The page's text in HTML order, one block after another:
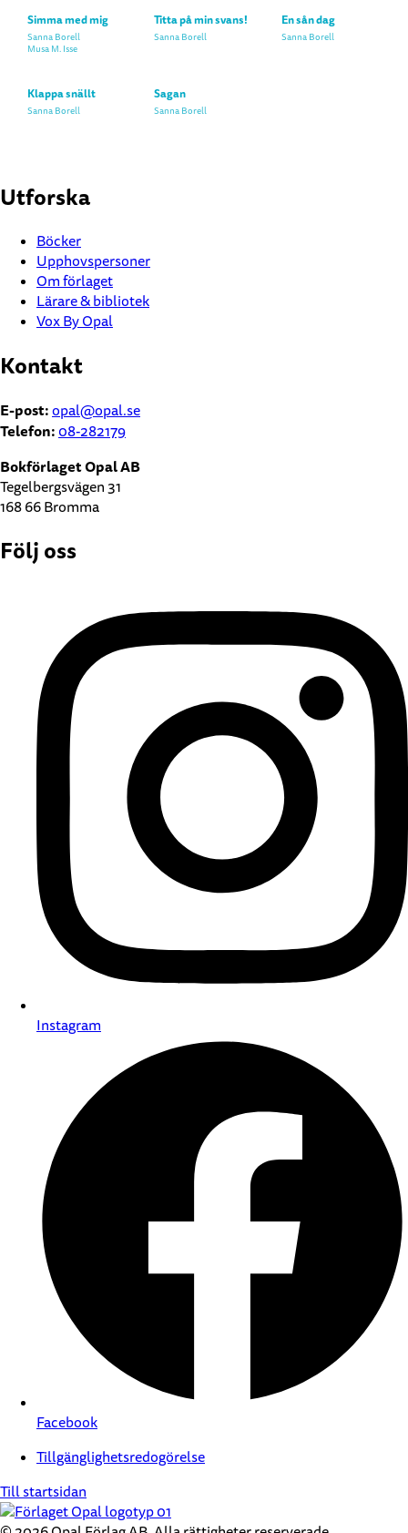
Simma med mig
Sanna Borell
Musa M. Isse
Titta på min svans!
Sanna Borell
En sån dag
Sanna Borell
Klappa snällt
Sanna Borell
Sagan
Sanna Borell
Utforska
Böcker
Upphovspersoner
Om förlaget
Lärare & bibliotek
Vox By Opal
Kontakt
E-post:opal@opal.se
Telefon:08-282179
Bokförlaget Opal AB
Tegelbergsvägen 31
168 66 Bromma
Följ oss
Instagram
Facebook
Tillgänglighetsredogörelse
Till startsidan